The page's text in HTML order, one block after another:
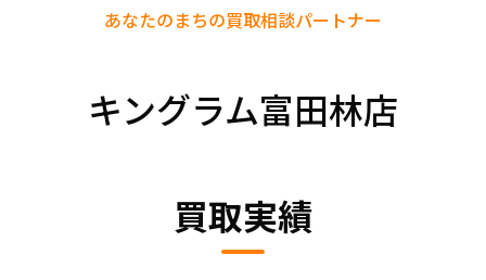
キングラム富田林店
あなたのまちの買取相談パートナー
買取実績